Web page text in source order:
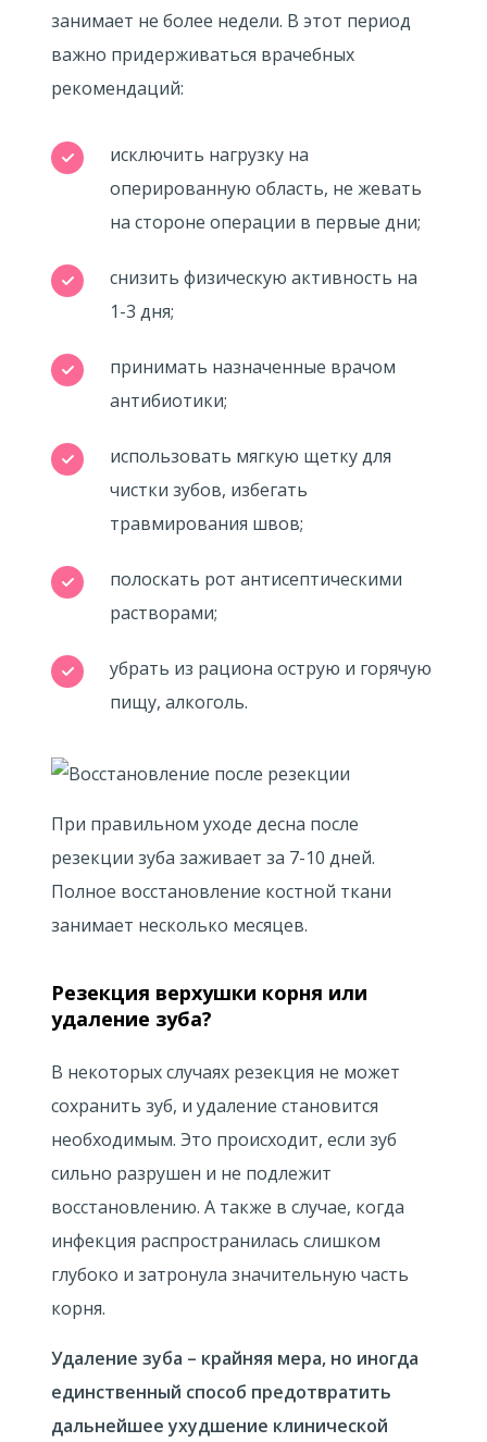
занимает не более недели. В этот период
важно придерживаться врачебных
рекомендаций:
исключить нагрузку на
оперированную область, не жевать
на стороне операции в первые дни;
снизить физическую активность на
1-3 дня;
принимать назначенные врачом
антибиотики;
использовать мягкую щетку для
чистки зубов, избегать
травмирования швов;
полоскать рот антисептическими
растворами;
убрать из рациона острую и горячую
пищу, алкоголь.
При правильном уходе десна после
резекции зуба заживает за 7-10 дней.
Полное восстановление костной ткани
занимает несколько месяцев.
Резекция верхушки корня или
удаление зуба?
В некоторых случаях резекция не может
сохранить зуб, и удаление становится
необходимым. Это происходит, если зуб
сильно разрушен и не подлежит
восстановлению. А также в случае, когда
инфекция распространилась слишком
глубоко и затронула значительную часть
корня.
Удаление зуба – крайняя мера, но иногда
единственный способ предотвратить
дальнейшее ухудшение клинической